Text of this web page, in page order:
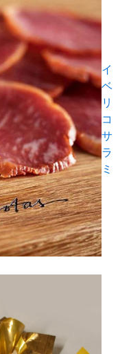
イ
ベ
リ
コ
サ
ラ
ミ